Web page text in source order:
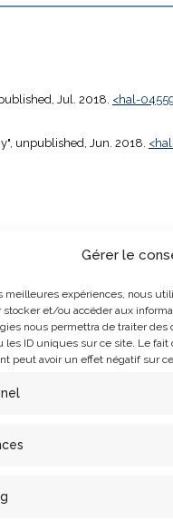
Gérer le
meilleures expériences, nous
stocker et/ou accéder aux
nous permettra de traiter
les ID uniques sur ce site. Le
peut avoir un effet négatif sur
Jul. 2018. <hal-
unpublished, Jun. 2018.
Oct. 2025., pp. 8